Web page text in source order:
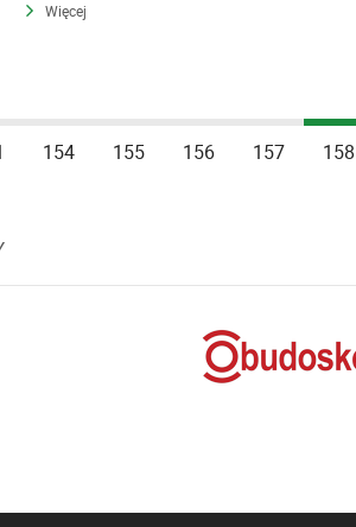
Więcej
154 155 156 157 158